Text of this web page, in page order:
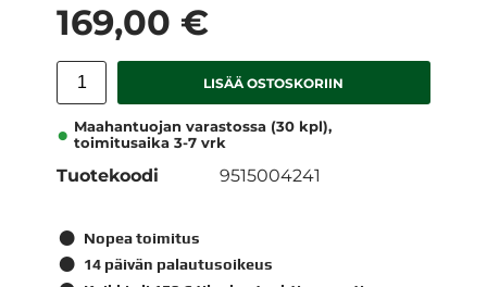
169,00 €
LISÄÄ OSTOSKORIIN
Maahantuojan varastossa (30 kpl),
toimitusaika 3-7 vrk
Tuotekoodi 9515004241
Nopea toimitus
14 päivän palautusoikeus